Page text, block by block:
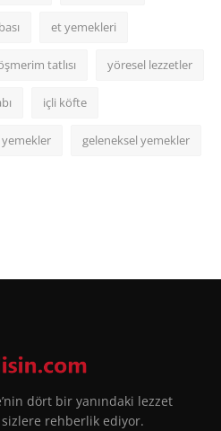
et yemekleri
tatlısı yöresel lezzetler
içli köfte
geleneksel yemekler
dört bir yanındaki lezzet
rehberlik ediyor.